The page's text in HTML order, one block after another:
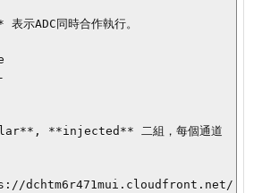
**injected** 二組，每個通道
dchtm6r471mui.cloudfront.net/